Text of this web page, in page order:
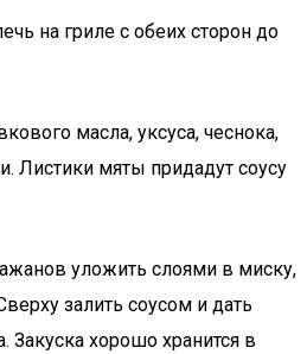
на гриле с обеих сторон до
масла, уксуса, чеснока,
Листики мяты придадут соусу
уложить слоями в миску,
залить соусом и дать
Закуска хорошо хранится в